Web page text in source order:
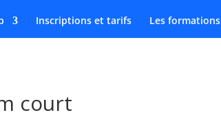
Inscriptions et tarifs Les formations
court